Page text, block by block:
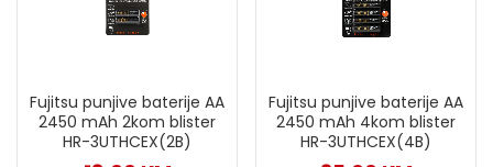
Fujitsu punjive baterije AA
2450 mAh 2kom blister
HR-3UTHCEX(2B)
Fujitsu punjive baterije AA
2450 mAh 4kom blister
HR-3UTHCEX(4B)